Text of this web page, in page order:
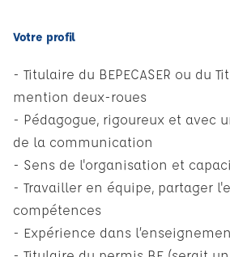
Votre profil
- Titulaire du BEPECASER ou du
mention deux-roues
- Pédagogue, rigoureux et avec
de la communication
- Sens de l'organisation et
- Travailler en équipe, partager
compétences
- Expérience dans